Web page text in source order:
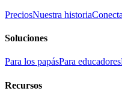
PreciosNuestra historia
Soluciones
Para los papásPara educadores
Recursos